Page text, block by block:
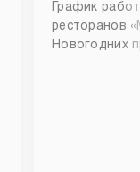
График
ресторанов
Новогодних